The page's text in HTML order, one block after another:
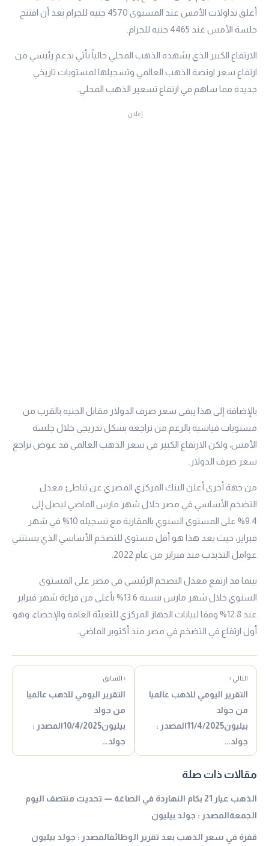
أغلق تداولات الأمس عند المستوى 4570 جنيه للجرام بعد أن افتتح
جلسة الأمس عند 4465 جنيه للجرام.
الارتفاع الكبير الذي يشهده الذهب المحلي حالياً يأتي بدعم رئيسي من
ارتفاع سعر اونصة الذهب العالمي وتسجيلها لمستويات تاريخي
جديدة مما ساهم في ارتفاع تسعير الذهب المحلي.
إعلان
بالإضافة إلى هذا يبقى سعر صرف الدولار مقابل الجنيه بالقرب من
مستويات قياسية بالرغم من تراجعه بشكل تدريجي خلال جلسة
الأمس، ولكن الارتفاع الكبير في سعر الذهب العالمي قد عوض تراجع
سعر صرف الدولار.
من جهة أخرى أعلن البنك المركزي المصري عن تباطئ معدل
التضخم الأساسي في مصر خلال شهر مارس الماضي ليصل إلى
9.4% على المستوى السنوي بالمقارنة مع تسجيله 10% في شهر
فبراير، حيث يعد هذا هو أقل مستوى للتضخم الأساسي الذي يستثني
عوامل التذبذب منذ فبراير من عام 2022.
بينما قد ارتفع معدل التضخم الرئيسي في مصر على المستوى
السنوي خلال شهر مارس بنسبة 13.6% بأعلى من قراءة شهر فبراير
عند 12.8% وفقا لبيانات الجهاز المركزي للتعبئة العامة والإحصاء، وهو
أول ارتفاع في التضخم في مصر منذ أكتوبر الماضي.
التالي ›
التقرير اليومي للذهب عالميا
من جولد
بيليون11/4/2025المصدر :
جولد…
‹ السابق
التقرير اليومي للذهب عالميا
من جولد
بيليون10/4/2025المصدر :
جولد…
مقالات ذات صلة
الذهب عيار 21 بكام النهاردة في الصاغة — تحديث منتصف اليوم
الجمعةالمصدر : جولد بيليون
قفزة في سعر الذهب بعد تقرير الوظائفالمصدر : جولد بيليون